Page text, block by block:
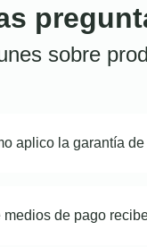
sobre
aplico la garantía
medios de pago